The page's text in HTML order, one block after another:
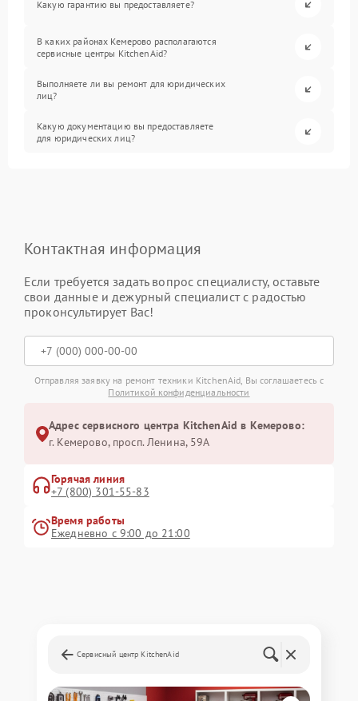
Какую гарантию вы предоставляете?
В каких районах Кемерово располагаются
сервисные центры KitchenAid?
Выполняете ли вы ремонт для юридических
лиц?
Какую документацию вы предоставляете
для юридических лиц?
Контактная информация
Если требуется задать вопрос специалисту, оставьте
свои данные и дежурный специалист с радостью
проконсультирует Вас!
Отправляя заявку на ремонт техники KitchenAid, Вы соглашаетесь с
Политикой конфиденциальности
Адрес сервисного центра KitchenAid в Кемерово:
г. Кемерово, просп. Ленина, 59А
Горячая линия
+7 (800) 301-55-83
Время работы
Ежедневно с 9:00 до 21:00
Сервисный центр KitchenAid